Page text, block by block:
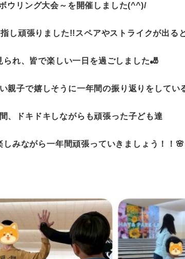
ウリング大会～を開催しました(^^)/
し頑張りました!!スペアやストライクが出る
れ、皆で楽しい一日を過ごしました🎳
親子で嬉しそうに一年間の振り返りをしてい
、ドキドキしながらも頑張った子ども達
みながら一年間頑張っていきましょう！！🌸